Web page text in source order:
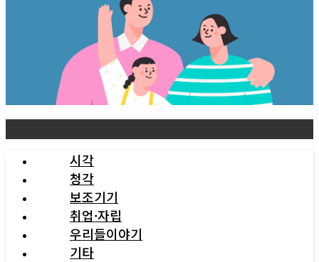
시각
청각
보조기기
취업·자립
우리들이야기
기타